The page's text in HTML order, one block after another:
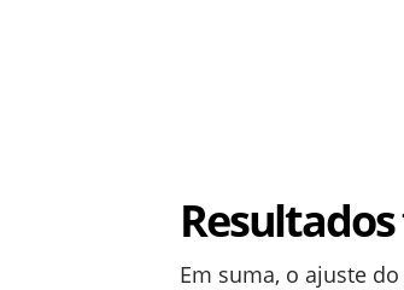
Em suma, o ajuste